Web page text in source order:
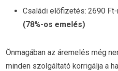
Családi előfizetés: 2690
(78%-os emelés)
Önmagában az áremelés még
minden szolgáltató korrigálja a